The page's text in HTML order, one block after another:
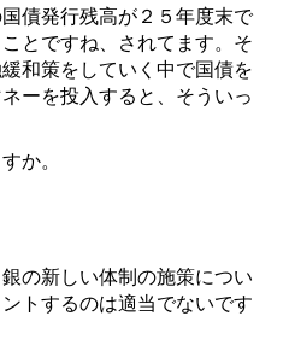
債発行残高が２５年度末で
とですね、されてます。そ
和策をしていく中で国債を
ーを投入すると、そういっ
か。
の新しい体制の施策につい
トするのは適当でないです